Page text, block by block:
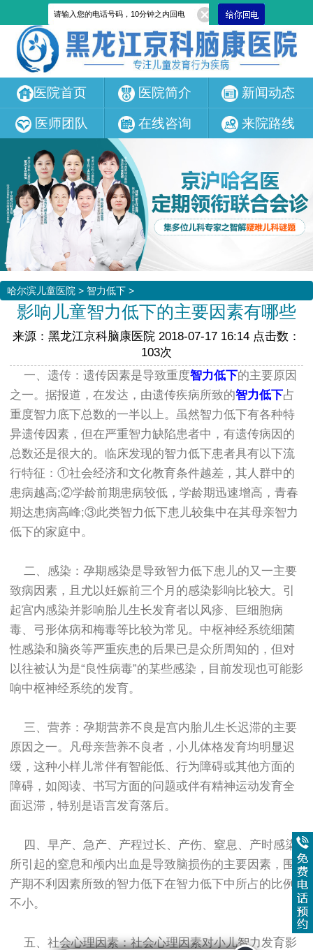
医院首页 医院简介 新闻动态
医师团队 在线咨询 来院路线
哈尔滨儿童医院 > 智力低下>
影响儿童智力低下的主要因素有哪些
来源：黑龙江京科脑康医院 2018-07-17 16:14 点击数：
103次
一、遗传：遗传因素是导致重度智力低下的主要原因
之一。据报道，在发达，由遗传疾病所致的智力低下占
重度智力底下总数的一半以上。虽然智力低下有各种特
异遗传因素，但在严重智力缺陷患者中，有遗传病因的
总数还是很大的。临床发现的智力低下患者具有以下流
行特征：①社会经济和文化教育条件越差，其人群中的
患病越高;②学龄前期患病较低，学龄期迅速增高，青春
期达患病高峰;③此类智力低下患儿较集中在其母亲智力
低下的家庭中。
二、感染：孕期感染是导致智力低下患儿的又一主要
致病因素，且尤以妊娠前三个月的感染影响比较大。引
起宫内感染并影响胎儿生长发育者以风疹、巨细胞病
毒、弓形体病和梅毒等比较为常见。中枢神经系统细菌
性感染和脑炎等严重疾患的后果已是众所周知的，但对
以往被认为是“良性病毒”的某些感染，目前发现也可能影
响中枢神经系统的发育。
三、营养：孕期营养不良是宫内胎儿生长迟滞的主要
原因之一。凡母亲营养不良者，小儿体格发育均明显迟
缓，这种小样儿常伴有智能低、行为障碍或其他方面的
障碍，如阅读、书写方面的问题或伴有精神运动发育全
面迟滞，特别是语言发育落后。
四、早产、急产、产程过长、产伤、窒息、产时感染
所引起的窒息和颅内出血是导致脑损伤的主要因素，围
产期不利因素所致的智力低下在智力低下中所占的比例
不小。
五、社会心理因素：社会心理因素对小儿智力发育影